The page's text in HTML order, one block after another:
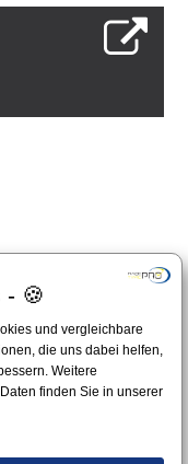
- 🍪
und vergleichbare
die uns dabei helfen,
Weitere
finden Sie in unserer